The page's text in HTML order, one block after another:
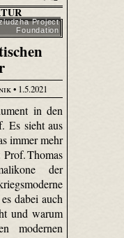
Project
Foundation
• 1.5.2021
in den
Es sieht aus
immer mehr
Thomas
der
dabei auch
und warum
modernen